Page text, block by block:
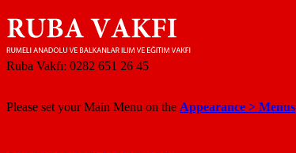
Ruba Vakfı: 0282 651 26 45
Please set your Main Menu on the Appearance > Menus